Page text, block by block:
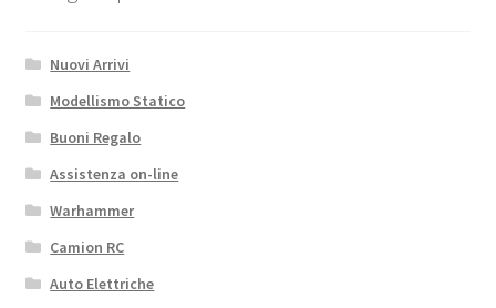
Nuovi Arrivi
Modellismo Statico
Buoni Regalo
Assistenza on-line
Warhammer
Camion RC
Auto Elettriche